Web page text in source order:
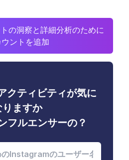
の洞察と詳細分析のために
ントを追加
クティビティが気に
りますか
フルエンサーの？